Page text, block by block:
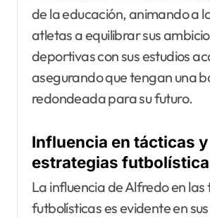
de la educación, animando a
atletas a equilibrar sus
deportivas con sus estudios
asegurando que tengan una
redondeada para su futuro.
Influencia en tácticas y
estrategias
La influencia de Alfredo en
futbolísticas es evidente en